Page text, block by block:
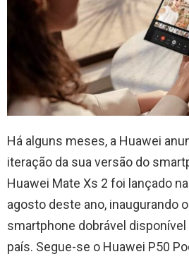
Há alguns meses, a Huawei
iteração da sua versão do
Huawei Mate Xs 2 foi lançado
agosto deste ano, inaugurando
smartphone dobrável
país. Segue-se o Huawei P50